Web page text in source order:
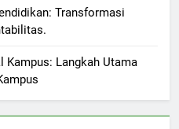
Transformasi
Kampus: Langkah Utama